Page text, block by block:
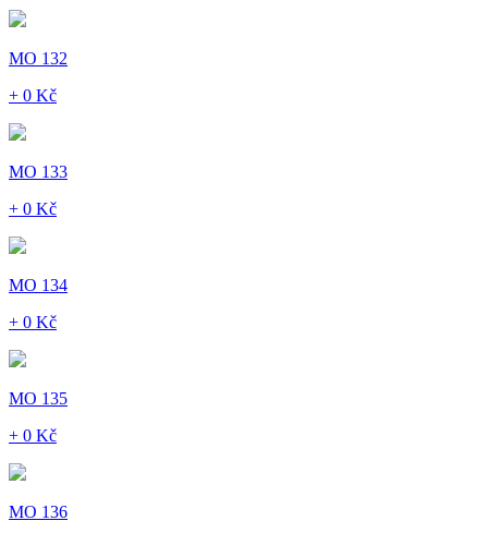
MO 132
+ 0 Kč
MO 133
+ 0 Kč
MO 134
+ 0 Kč
MO 135
+ 0 Kč
MO 136